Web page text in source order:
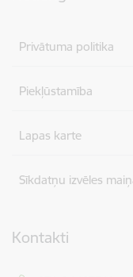
Privātuma politika
Piekļūstamība
Lapas karte
Sīkdatņu izvēles
Kontakti